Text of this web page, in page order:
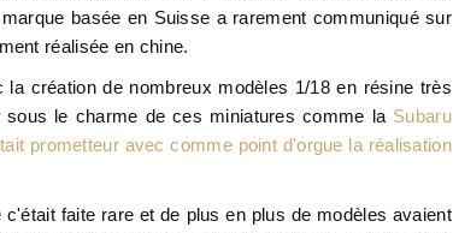
basée en Suisse a rarement communiqué sur
réalisée en chine.
création de nombreux modèles 1/18 en résine très
le charme de ces miniatures comme la Subaru
prometteur avec comme point d'orgue la réalisation
faite rare et de plus en plus de modèles avaient